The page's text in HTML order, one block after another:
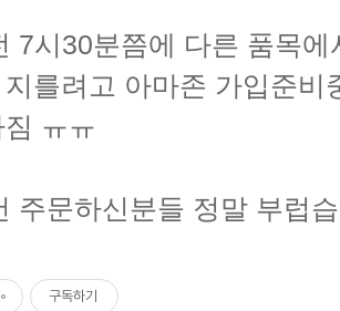
7시30분쯤에 다른 품목
를려고 아마존 가입준
ㅠㅠ
주문하신분들 정말 부럽
구독하기